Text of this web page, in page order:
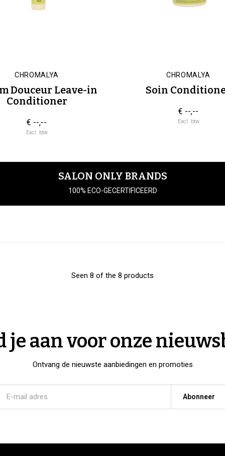
CHROMALYA
Douceur Leave-in
Conditioner
€ --,--
Excl. btw
CHROMALYA
Soin
€ --,--
Excl. btw
SALON ONLY BRANDS
100% ECO-GECERTIFICEERD
Seen 8 of the 8 products
je aan voor onze
Ontvang de nieuwste aanbiedingen en promoties
Abonneer